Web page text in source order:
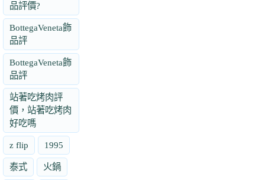
品評價?
BottegaVeneta飾
品評
BottegaVeneta飾
品評
站著吃烤肉評
價，站著吃烤肉
好吃嗎
z flip 1995
泰式 火鍋